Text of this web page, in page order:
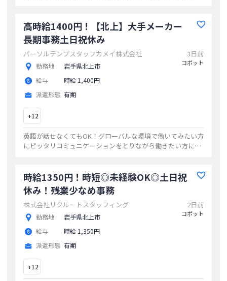
高時給1400円！【北上】大手メーカー
長期事務土日祝休み
パーソルテンプスタッフカメイ株式会社
勤務地
岩手県北上市
給与
時給 1,400円
派遣形態 有期
3日前
コボット
+12
英語が話せなくてもOK！グローバルな環境で働いてみたい方
にピッタリコミュニケーションをとりながら働きたい方にオ
時給1350円！時短◎未経験OK◎土日祝
休み！残業少なめ事務
株式会社リクルートスタッフィング
勤務地
岩手県北上市
給与
時給 1,350円
派遣形態 有期
2日前
コボット
+12